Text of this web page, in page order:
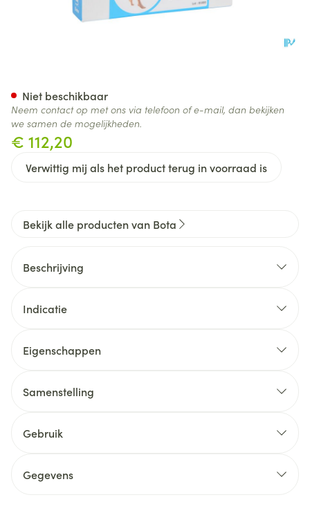
€ 112,20
Verwittig mij als het product terug in voorraad is
Niet beschikbaar
Neem contact op met ons via telefoon of e-mail, dan bekijken
we samen de mogelijkheden.
Bekijk alle producten van Bota
Beschrijving
Indicatie
Eigenschappen
Samenstelling
Gebruik
Gegevens